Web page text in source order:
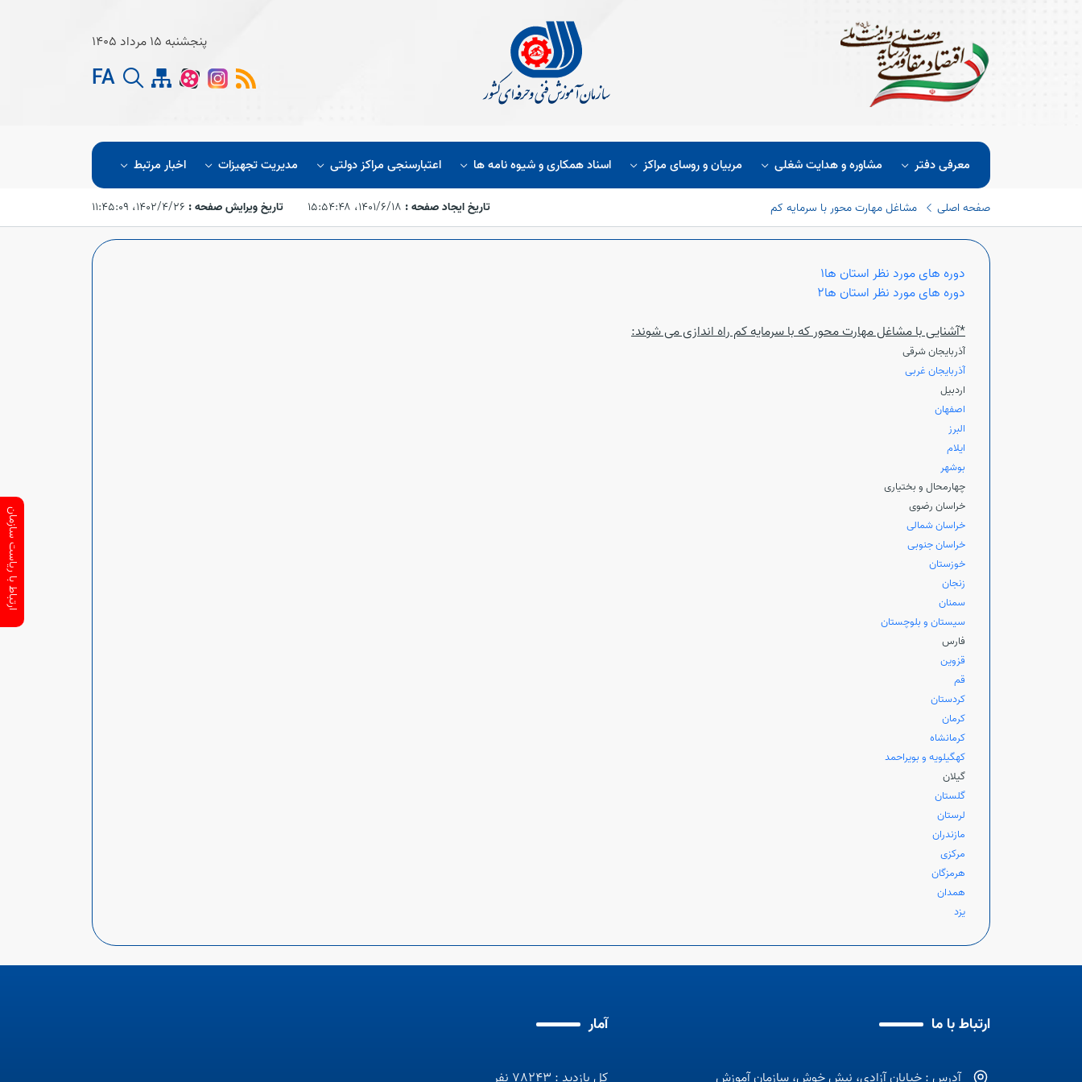
پنجشنبه 15 مرداد 1405
FA
معرفی دفتر مشاوره و هدایت شغلی مربیان و روسای مراکز اسناد همکاری و شیوه نامه ها اعتبارسنجی مراکز دولتی مدیریت تجهیزات اخبار مرتبط
صفحه اصلی مشاغل مهارت محور با سرمایه کم تاریخ ایجاد صفحه : ۱۴۰۱/۶/۱۸،‏ ۱۵:۵۴:۴۸ تاریخ ویرایش صفحه : ۱۴۰۲/۴/۲۶،‏ ۱۱:۴۵:۰۹
دوره های مورد نظر استان ها1
دوره های مورد نظر استان ها2
*آشنایی با مشاغل مهارت محور که با سرمایه کم راه اندازی می شوند:
آذربایجان شرقی
آذربایجان غربی
اردبیل
اصفهان
البرز
ایلام
بوشهر
چهارمحال و بختیاری
خراسان رضوی
خراسان شمالی
خراسان جنوبی
خوزستان
زنجان
سمنان
سیستان و بلوچستان
فارس
قزوین
قم
کردستان
کرمان
کرمانشاه
کهگیلویه و بویراحمد
گیلان
گلستان
لرستان
مازندران
مرکزی
هرمزگان
همدان
یزد
ارتباط با ما آمار
ارتباط با ریاست سازمان